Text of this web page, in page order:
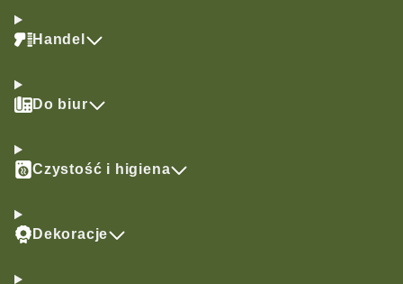
Handel
Do biur
Czystość i higiena
Dekoracje